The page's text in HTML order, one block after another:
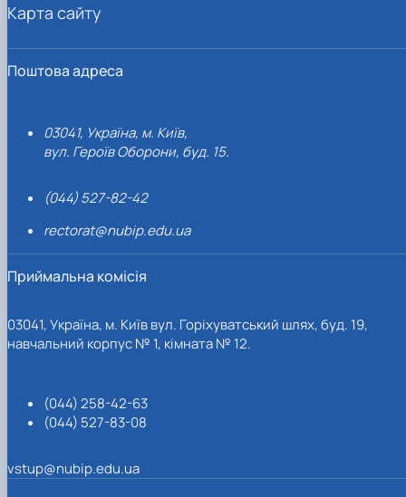
Поштова адреса
03041, Україна, м. Київ,
вул. Героїв Оборони, буд. 15.
(044) 527-82-42
rectorat@nubip.edu.ua
Приймальна комісія
03041, Україна, м. Київ вул. Горіхуватський шлях, буд. 19,
навчальний корпус № 1, кімната № 12.
(044) 258-42-63
(044) 527-83-08
vstup@nubip.edu.ua
Карта сайту